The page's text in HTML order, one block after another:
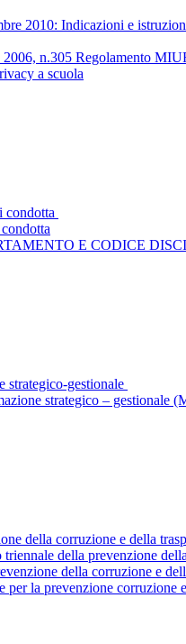
2010: Indicazioni e
n.305 Regolamento
a scuola
condotta
E CODICE
strategico-gestionale
strategico – gestionale
della corruzione e della
della prevenzione
della corruzione e
per la prevenzione corruzione